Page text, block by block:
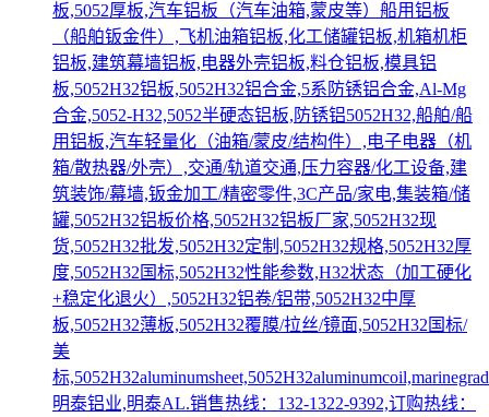
板,5052厚板,汽车铝板（汽车油箱,蒙皮等）船用铝板
（船舶钣金件）,飞机油箱铝板,化工储罐铝板,机箱机柜
铝板,建筑幕墙铝板,电器外壳铝板,料仓铝板,模具铝
板,5052H32铝板,5052H32铝合金,5系防锈铝合金,Al-Mg
合金,5052-H32,5052半硬态铝板,防锈铝5052H32,船舶/船
用铝板,汽车轻量化（油箱/蒙皮/结构件）,电子电器（机
箱/散热器/外壳）,交通/轨道交通,压力容器/化工设备,建
筑装饰/幕墙,钣金加工/精密零件,3C产品/家电,集装箱/储
罐,5052H32铝板价格,5052H32铝板厂家,5052H32现
货,5052H32批发,5052H32定制,5052H32规格,5052H32厚
度,5052H32国标,5052H32性能参数,H32状态（加工硬化
+稳定化退火）,5052H32铝卷/铝带,5052H32中厚
板,5052H32薄板,5052H32覆膜/拉丝/镜面,5052H32国标/
美
标
明泰铝业,明泰AL.销售热线：132-1322-9392,订购热线：